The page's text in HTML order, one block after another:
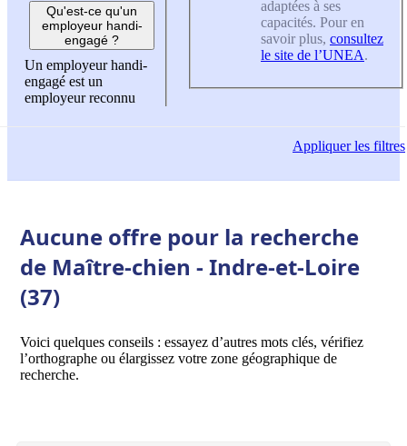
Qu'est-ce qu'un
employeur handi-
engagé ?
Un employeur handi-
engagé est un
employeur reconnu
adaptées à ses
capacités. Pour en
savoir plus, consultez
le site de l’UNEA.
Appliquerles filtres
Aucune offre pour la recherche
de Maître-chien - Indre-et-Loire
(37)
Voici quelques conseils : essayez d’autres mots clés, vérifiez
l’orthographe ou élargissez votre zone géographique de
recherche.